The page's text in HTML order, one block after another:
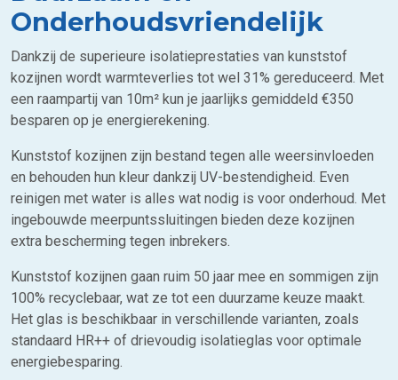
Onderhoudsvriendelijk
Dankzij de superieure isolatieprestaties van kunststof
kozijnen wordt warmteverlies tot wel 31% gereduceerd. Met
een raampartij van 10m² kun je jaarlijks gemiddeld €350
besparen op je energierekening.
Kunststof kozijnen zijn bestand tegen alle weersinvloeden
en behouden hun kleur dankzij UV-bestendigheid. Even
reinigen met water is alles wat nodig is voor onderhoud. Met
ingebouwde meerpuntssluitingen bieden deze kozijnen
extra bescherming tegen inbrekers.
Kunststof kozijnen gaan ruim 50 jaar mee en sommigen zijn
100% recyclebaar, wat ze tot een duurzame keuze maakt.
Het glas is beschikbaar in verschillende varianten, zoals
standaard HR++ of drievoudig isolatieglas voor optimale
energiebesparing.